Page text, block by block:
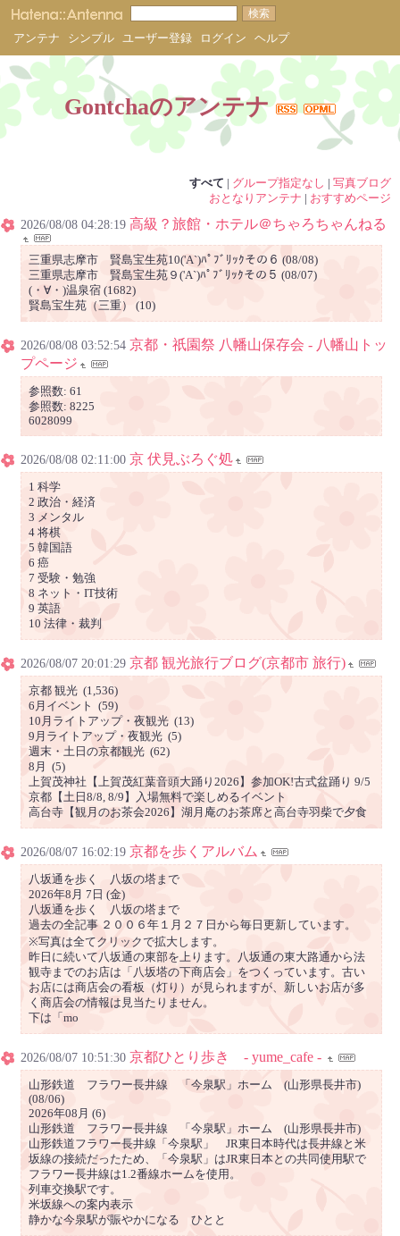
アンテナ シンプル ユーザー登録 ログイン ヘルプ
Gontchaのアンテナ
すべて | グループ指定なし | 写真ブログ
おとなりアンテナ | おすすめページ
2026/08/08 04:28:19 高級？旅館・ホテル＠ちゃろちゃんねる
三重県志摩市 賢島宝生苑10('A`)ﾊﾟﾌﾞﾘｯｸその６ (08/08)
三重県志摩市 賢島宝生苑９('A`)ﾊﾟﾌﾞﾘｯｸその５ (08/07)
(・∀・)温泉宿 (1682)
賢島宝生苑（三重） (10)
2026/08/08 03:52:54 京都・祇園祭 八幡山保存会 - 八幡山トッ
プページ
参照数: 61
参照数: 8225
6028099
2026/08/08 02:11:00 京 伏見ぶろぐ処
1 科学
2 政治・経済
3 メンタル
4 将棋
5 韓国語
6 癌
7 受験・勉強
8 ネット・IT技術
9 英語
10 法律・裁判
2026/08/07 20:01:29 京都 観光旅行ブログ(京都市 旅行)
京都 観光 (1,536)
6月イベント (59)
10月ライトアップ・夜観光 (13)
9月ライトアップ・夜観光 (5)
週末・土日の京都観光 (62)
8月 (5)
上賀茂神社【上賀茂紅葉音頭大踊り2026】参加OK!古式盆踊り 9/5
京都【土日8/8, 8/9】入場無料で楽しめるイベント
高台寺【観月のお茶会2026】湖月庵のお茶席と高台寺羽柴で夕食
2026/08/07 16:02:19 京都を歩くアルバム
八坂通を歩く 八坂の塔まで
2026年8月 7日 (金)
八坂通を歩く 八坂の塔まで
過去の全記事 ２００６年１月２７日から毎日更新しています。
※写真は全てクリックで拡大します。
昨日に続いて八坂通の東部を上ります。八坂通の東大路通から法
観寺までのお店は「八坂塔の下商店会」をつくっています。古い
お店には商店会の看板（灯り）が見られますが、新しいお店が多
く商店会の情報は見当たりません。
下は「mo
2026/08/07 10:51:30 京都ひとり歩き - yume_cafe -
山形鉄道 フラワー長井線 「今泉駅」ホーム (山形県長井市)
(08/06)
2026年08月 (6)
山形鉄道 フラワー長井線 「今泉駅」ホーム (山形県長井市)
山形鉄道フラワー長井線「今泉駅」 JR東日本時代は長井線と米
坂線の接続だったため、「今泉駅」はJR東日本との共同使用駅で
フラワー長井線は1.2番線ホームを使用。
列車交換駅です。
米坂線への案内表示
静かな今泉駅が賑やかになる ひとと